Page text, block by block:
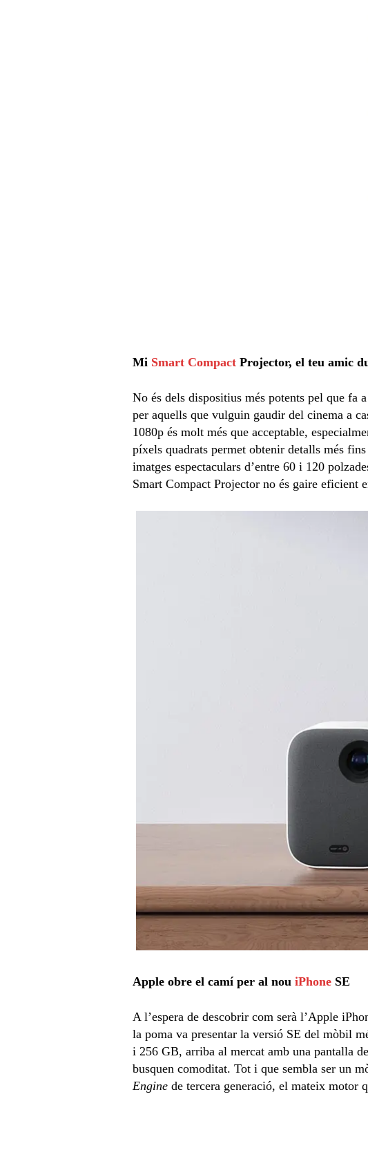
Mi Smart Compact Projector, el teu amic
No és dels dispositius més potents pel que fa
per aquells que vulguin gaudir del cinema a
1080p és molt més que acceptable,
píxels quadrats permet obtenir detalls més
imatges espectaculars d’entre 60 i 120
Smart Compact Projector no és gaire eficient
Apple obre el camí per al nou iPhone SE
A l’espera de descobrir com serà l’Apple
la poma va presentar la versió SE del mòbil
i 256 GB, arriba al mercat amb una pantalla
busquen comoditat. Tot i que sembla ser un
Engine de tercera generació, el mateix motor